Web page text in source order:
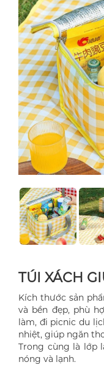
TÚI XÁCH
Kích thước sản
và bền đẹp, phù
làm, đi picnic du
nhiệt, giúp ngăn
Trong cùng là lớp
nóng và lạnh.